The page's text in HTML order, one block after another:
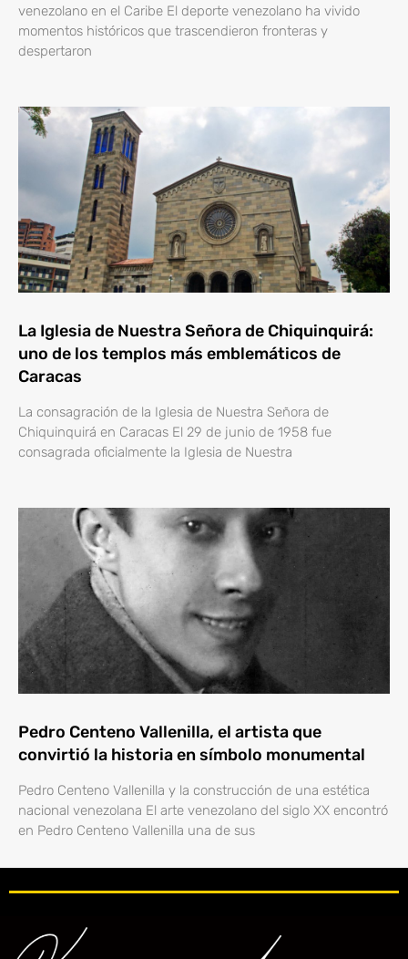
venezolano en el Caribe El deporte venezolano ha vivido
momentos históricos que trascendieron fronteras y
despertaron
La Iglesia de Nuestra Señora de Chiquinquirá:
uno de los templos más emblemáticos de
Caracas
La consagración de la Iglesia de Nuestra Señora de
Chiquinquirá en Caracas El 29 de junio de 1958 fue
consagrada oficialmente la Iglesia de Nuestra
Pedro Centeno Vallenilla, el artista que
convirtió la historia en símbolo monumental
Pedro Centeno Vallenilla y la construcción de una estética
nacional venezolana El arte venezolano del siglo XX encontró
en Pedro Centeno Vallenilla una de sus